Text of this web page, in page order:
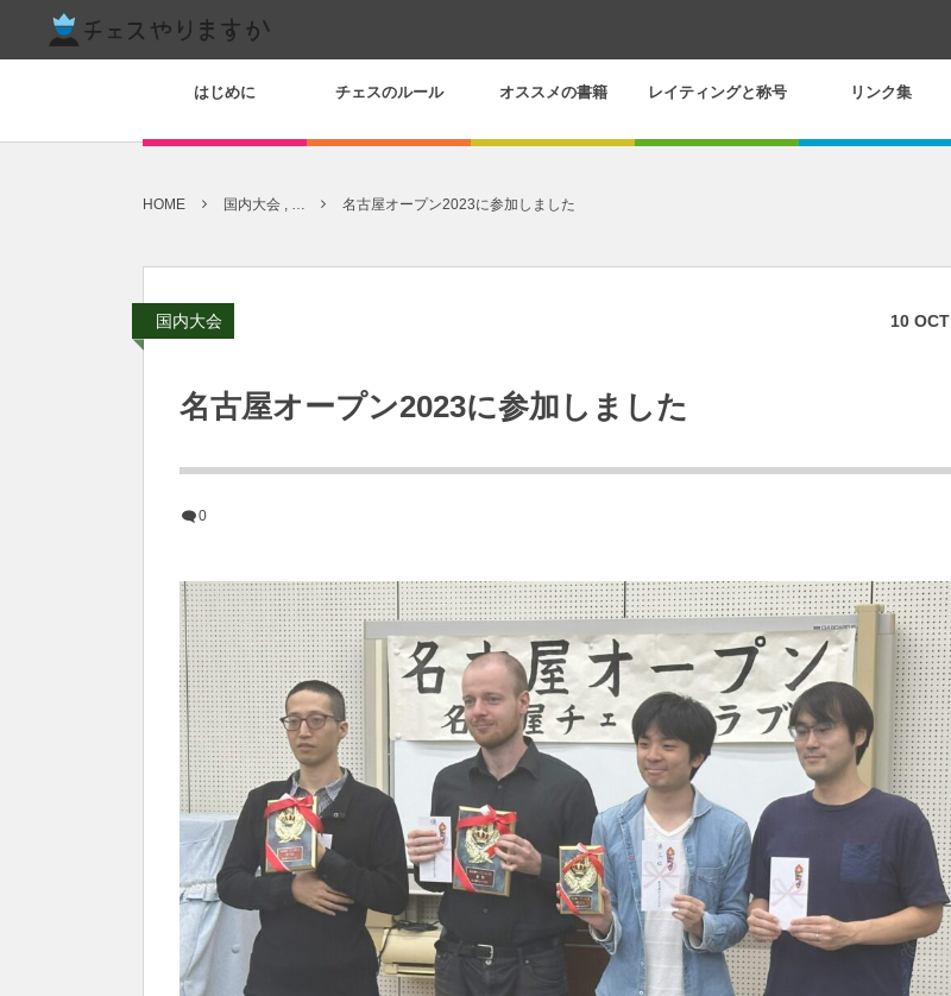
はじめに チェスのルール オススメの書籍 レイティングと称号 リンク集
HOME 国内大会 , … 名古屋オープン2023に参加しました
国内大会 10 OCT
名古屋オープン2023に参加しました
0